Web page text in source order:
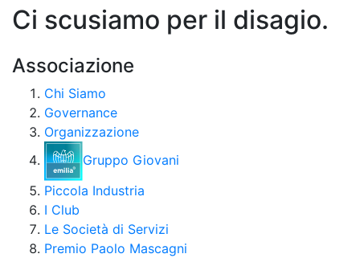
Ci scusiamo per il disagio.
Associazione
Chi Siamo
Governance
Organizzazione
Gruppo Giovani
Piccola Industria
I Club
Le Società di Servizi
Premio Paolo Mascagni